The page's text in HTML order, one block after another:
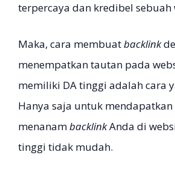
terpercaya dan kredibel sebuah
Maka, cara membuatbacklink
menempatkan tautan pada
memiliki DA tinggi adalah cara
Hanya saja untuk
menanambacklinkAnda di
tinggi tidak mudah.